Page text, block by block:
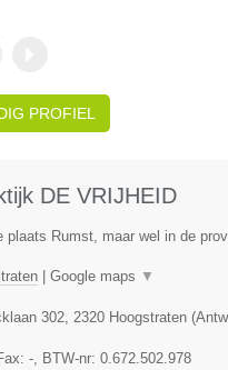
PROFIEL
DE VRIJHEID
plaats Rumst, maar wel in de
| Google maps ▼
302, 2320 Hoogstraten(
-, BTW-nr: 0.672.502.978